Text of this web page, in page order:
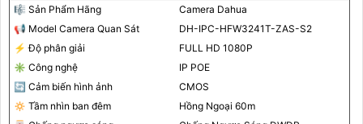
🎼️ Sản Phẩm Hãng
Camera Dahua
📢 Model Camera Quan Sát
DH-IPC-HFW3241T-ZAS-S2
️⚡ Độ phân giải
FULL HD 1080P
✳️ Công nghệ
IP POE
🔄 Cảm biến hình ảnh
CMOS
🔅 Tầm nhìn ban đêm
Hồng Ngoại 60m